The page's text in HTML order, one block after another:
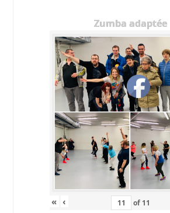
Zumba adaptée
« ‹ of 11